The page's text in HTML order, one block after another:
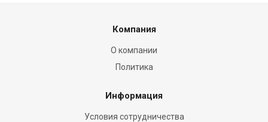
Компания
О компании
Политика
Информация
Условия сотрудничества